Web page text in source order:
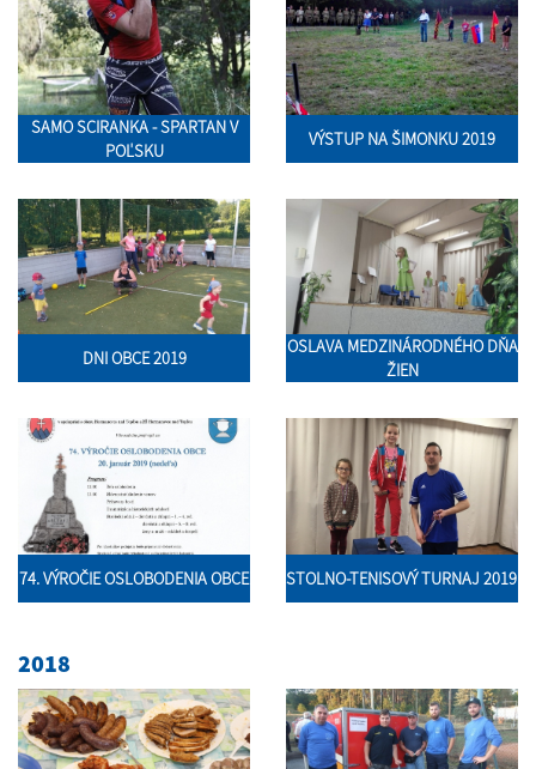
SAMO SCIRANKA - SPARTAN V
POĽSKU
VÝSTUP NA ŠIMONKU 2019
DNI OBCE 2019
OSLAVA MEDZINÁRODNÉHO DŇA
ŽIEN
74. VÝROČIE OSLOBODENIA OBCE STOLNO-TENISOVÝ TURNAJ 2019
2018